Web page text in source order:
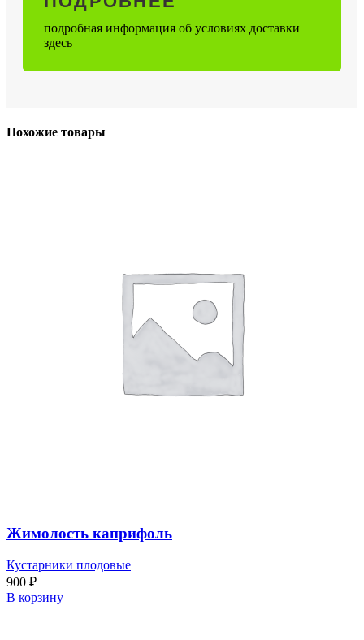
подробная информация об условиях доставки
здесь
Похожие товары
Жимолость каприфоль
Кустарники плодовые
900 ₽
В корзину